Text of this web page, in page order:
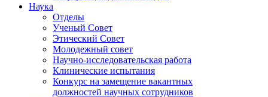
Наука
Отделы
Ученый Совет
Этический Совет
Молодежный совет
Научно-исследовательская работа
Клинические испытания
Конкурс на замещение вакантных
должностей научных сотрудников